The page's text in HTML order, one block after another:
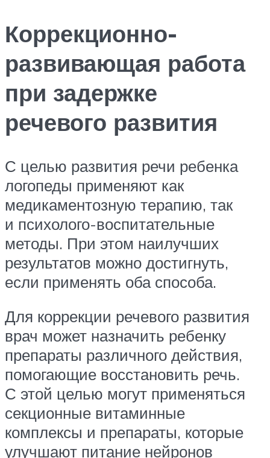
Коррекционно-
развивающая работа
при задержке
речевого развития
С целью развития речи ребенка
логопеды применяют как
медикаментозную терапию, так
и психолого-воспитательные
методы. При этом наилучших
результатов можно достигнуть,
если применять оба способа.
Для коррекции речевого развития
врач может назначить ребенку
препараты различного действия,
помогающие восстановить речь.
С этой целью могут применяться
секционные витаминные
комплексы и препараты, которые
улучшают питание нейронов